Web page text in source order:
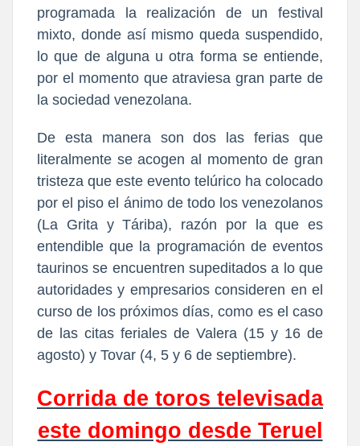
programada la realización de un festival
mixto, donde así mismo queda suspendido,
lo que de alguna u otra forma se entiende,
por el momento que atraviesa gran parte de
la sociedad venezolana.
De esta manera son dos las ferias que
literalmente se acogen al momento de gran
tristeza que este evento telúrico ha colocado
por el piso el ánimo de todo los venezolanos
(La Grita y Táriba), razón por la que es
entendible que la programación de eventos
taurinos se encuentren supeditados a lo que
autoridades y empresarios consideren en el
curso de los próximos días, como es el caso
de las citas feriales de Valera (15 y 16 de
agosto) y Tovar (4, 5 y 6 de septiembre).
Corrida de toros televisada
este domingo desde Teruel